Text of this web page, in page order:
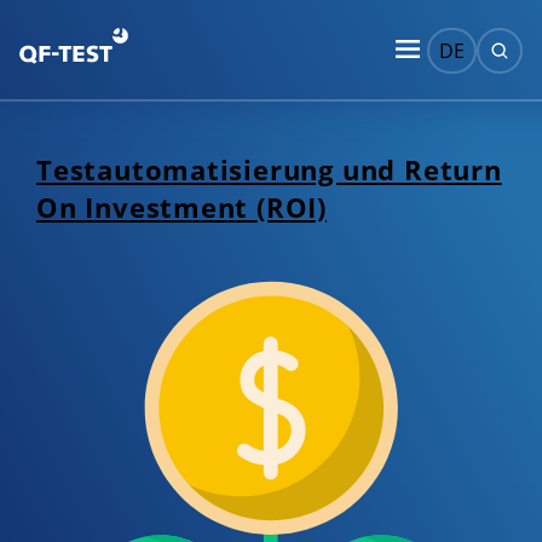
DE
Test­automatisierung und Return
On Investment (ROI)